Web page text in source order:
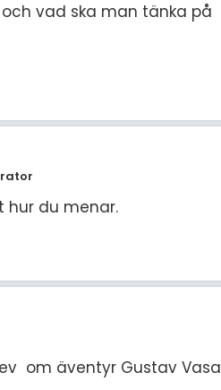
vad ska man tänka på
hur du menar.
om äventyr Gustav Vasa